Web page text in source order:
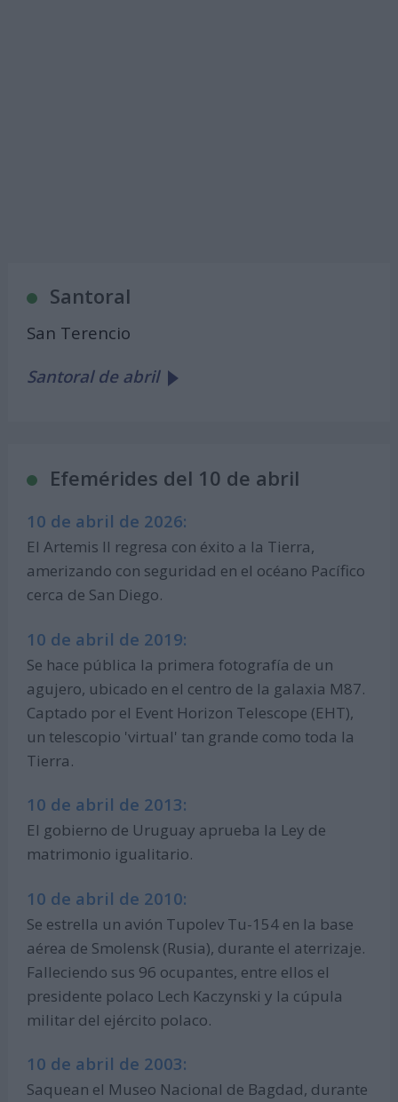
Santoral
San Terencio
Santoral de abril
Efemérides del 10 de abril
10 de abril de 2026:
El Artemis II regresa con éxito a la Tierra,
amerizando con seguridad en el océano Pacífico
cerca de San Diego.
10 de abril de 2019:
Se hace pública la primera fotografía de un
agujero, ubicado en el centro de la galaxia M87.
Captado por el Event Horizon Telescope (EHT),
un telescopio 'virtual' tan grande como toda la
Tierra.
10 de abril de 2013:
El gobierno de Uruguay aprueba la Ley de
matrimonio igualitario.
10 de abril de 2010:
Se estrella un avión Tupolev Tu-154 en la base
aérea de Smolensk (Rusia), durante el aterrizaje.
Falleciendo sus 96 ocupantes, entre ellos el
presidente polaco Lech Kaczynski y la cúpula
militar del ejército polaco.
10 de abril de 2003:
Saquean el Museo Nacional de Bagdad, durante